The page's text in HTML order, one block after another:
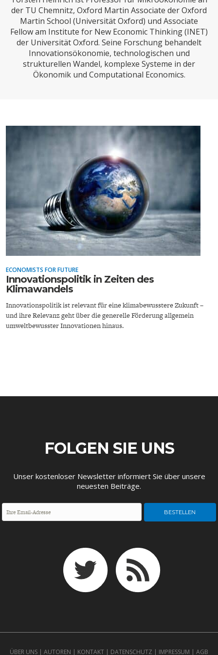
SUCHE
ABO/LOGIN
ECONOMISTS FOR FUTURE
INDUSTRIEPOLITIK
CIRCULAR ECONOMY
UNGLEICHHEIT UND
DEUTSCHLAND
ENERGIE & UMWELT
ENTWICKLUNGSPOLITIK
EUROPA
der TU Chemnitz, Oxford Martin Associate der Oxford
Martin School (Universität Oxford) und Associate
Fellow am Institute for New Economic Thinking (INET)
der Universität Oxford. Seine Forschung behandelt
Innovationsökonomie, technologischen und
strukturellen Wandel, komplexe Systeme in der
Ökonomik und Computational Economics.
ECONOMISTS FOR FUTURE
Innovationspolitik in Zeiten des
Klimawandels
Innovationspolitik ist relevant für eine klimabewusstere Zukunft –
und ihre Relevanz geht über die generelle Förderung allgemein
umweltbewusster Innovationen hinaus.
FOLGEN SIE UNS
Unser kostenloser Newsletter informiert Sie über unsere
neuesten Beiträge.
ÜBER UNS | AUTOREN | KONTAKT | DATENSCHUTZ | IMPRESSUM | AGB